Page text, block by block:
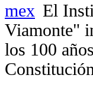
El
Viamonte"
los 100